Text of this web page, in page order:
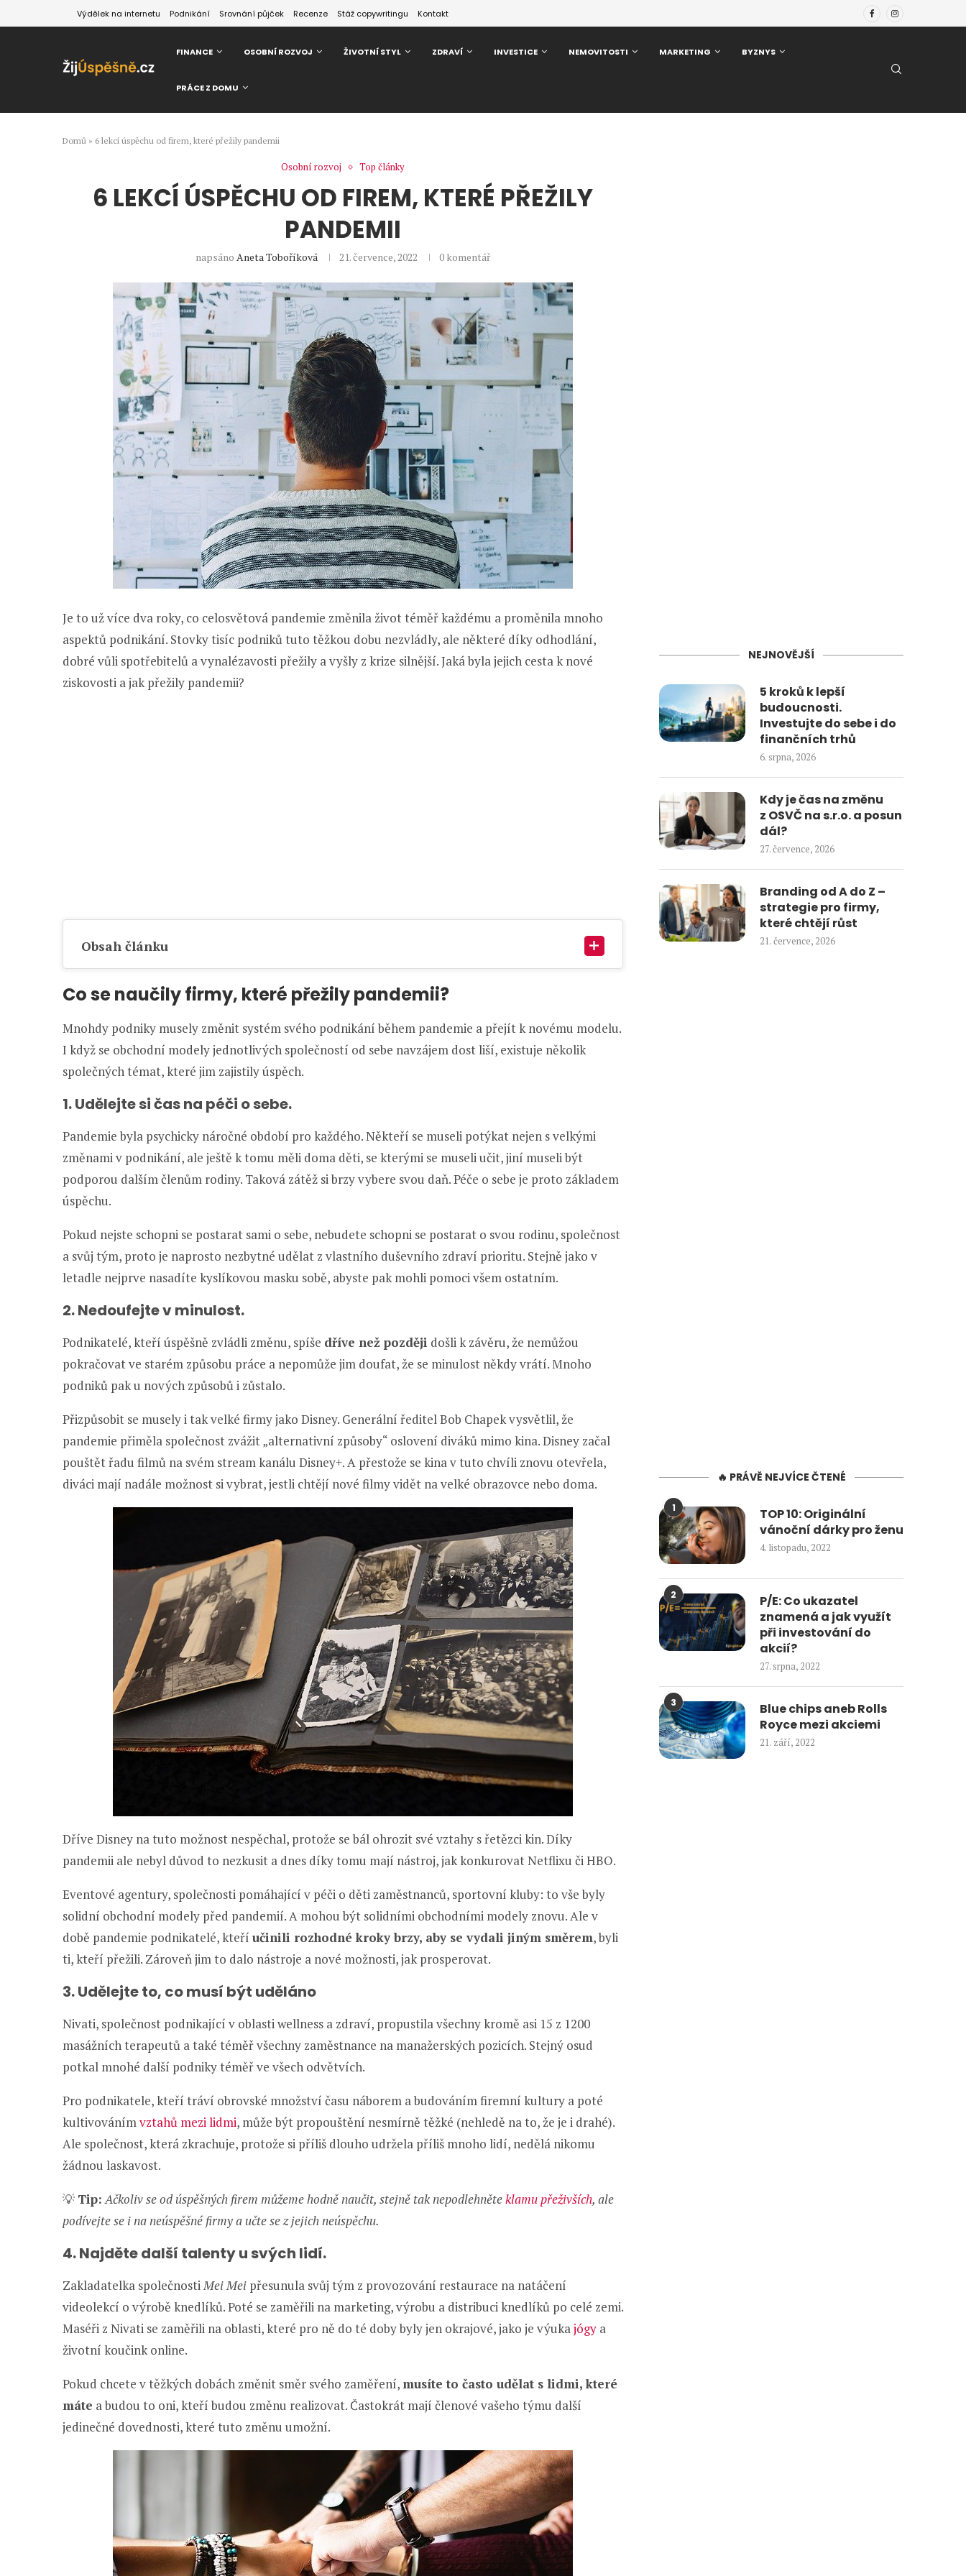
Výdělek na internetu Podnikání Srovnání půjček Recenze Stáž copywritingu Kontakt
FINANCE OSOBNÍ ROZVOJ ŽIVOTNÍ STYL ZDRAVÍ INVESTICE NEMOVITOSTI MARKETING BYZNYS
PRÁCE Z DOMU
Domů » 6 lekcí úspěchu od firem, které přežily pandemii
Osobní rozvoj Top články
6 LEKCÍ ÚSPĚCHU OD FIREM, KTERÉ PŘEŽILY
PANDEMII
napsáno Aneta Toboříková 21. července, 2022 0 komentář
Je to už více dva roky, co celosvětová pandemie změnila život téměř každému a proměnila mnoho
aspektů podnikání. Stovky tisíc podniků tuto těžkou dobu nezvládly, ale některé díky odhodlání,
dobré vůli spotřebitelů a vynalézavosti přežily a vyšly z krize silnější. Jaká byla jejich cesta k nové
ziskovosti a jak přežily pandemii?
Obsah článku
Co se naučily firmy, které přežily pandemii?
Mnohdy podniky musely změnit systém svého podnikání během pandemie a přejít k novému modelu.
I když se obchodní modely jednotlivých společností od sebe navzájem dost liší, existuje několik
společných témat, které jim zajistily úspěch.
1. Udělejte si čas na péči o sebe.
Pandemie byla psychicky náročné období pro každého. Někteří se museli potýkat nejen s velkými
změnami v podnikání, ale ještě k tomu měli doma děti, se kterými se museli učit, jiní museli být
podporou dalším členům rodiny. Taková zátěž si brzy vybere svou daň. Péče o sebe je proto základem
úspěchu.
Pokud nejste schopni se postarat sami o sebe, nebudete schopni se postarat o svou rodinu, společnost
a svůj tým, proto je naprosto nezbytné udělat z vlastního duševního zdraví prioritu. Stejně jako v
letadle nejprve nasadíte kyslíkovou masku sobě, abyste pak mohli pomoci všem ostatním.
2. Nedoufejte v minulost.
Podnikatelé, kteří úspěšně zvládli změnu, spíše dříve než později došli k závěru, že nemůžou
pokračovat ve starém způsobu práce a nepomůže jim doufat, že se minulost někdy vrátí. Mnoho
podniků pak u nových způsobů i zůstalo.
Přizpůsobit se musely i tak velké firmy jako Disney. Generální ředitel Bob Chapek vysvětlil, že
pandemie přiměla společnost zvážit „alternativní způsoby“ oslovení diváků mimo kina. Disney začal
pouštět řadu filmů na svém stream kanálu Disney+. A přestože se kina v tuto chvíli znovu otevřela,
diváci mají nadále možnost si vybrat, jestli chtějí nové filmy vidět na velké obrazovce nebo doma.
Dříve Disney na tuto možnost nespěchal, protože se bál ohrozit své vztahy s řetězci kin. Díky
pandemii ale nebyl důvod to nezkusit a dnes díky tomu mají nástroj, jak konkurovat Netflixu či HBO.
Eventové agentury, společnosti pomáhající v péči o děti zaměstnanců, sportovní kluby: to vše byly
solidní obchodní modely před pandemií. A mohou být solidními obchodními modely znovu. Ale v
době pandemie podnikatelé, kteří učinili rozhodné kroky brzy, aby se vydali jiným směrem, byli
ti, kteří přežili. Zároveň jim to dalo nástroje a nové možnosti, jak prosperovat.
3. Udělejte to, co musí být uděláno
Nivati, společnost podnikající v oblasti wellness a zdraví, ​​propustila všechny kromě asi 15 z 1200
masážních terapeutů a také téměř všechny zaměstnance na manažerských pozicích. Stejný osud
potkal mnohé další podniky téměř ve všech odvětvích.
Pro podnikatele, kteří tráví obrovské množství času náborem a budováním firemní kultury a poté
kultivovánímvztahů mezi lidmi, může být propouštění nesmírně těžké (nehledě na to, že je i drahé).
Ale společnost, která zkrachuje, protože si příliš dlouho udržela příliš mnoho lidí, nedělá nikomu
žádnou laskavost.
💡 Tip: Ačkoliv se od úspěšných firem můžeme hodně naučit, stejně tak nepodlehněteklamu přeživších, ale
podívejte se i na neúspěšné firmy a učte se z jejich neúspěchu.
4. Najděte další talenty u svých lidí.
Zakladatelka společnostiMei Mei přesunula svůj tým z provozování restaurace na natáčení
videolekcí o výrobě knedlíků. Poté se zaměřili na marketing, výrobu a distribuci knedlíků po celé zemi.
Maséři z Nivati se zaměřili na oblasti, které pro ně do té doby byly jen okrajové, jako je výukajógy a
životní koučink online.
Pokud chcete v těžkých dobách změnit směr svého zaměření, musíte to často udělat s lidmi, které
máte a budou to oni, kteří budou změnu realizovat. Častokrát mají členové vašeho týmu další
jedinečné dovednosti, které tuto změnu umožní.
NEJNOVĚJŠÍ
5 kroků k lepší
budoucnosti.
Investujte do sebe i do
finančních trhů
6. srpna, 2026
Kdy je čas na změnu
z OSVČ na s.r.o. a posun
dál?
27. července, 2026
Branding od A do Z –
strategie pro firmy,
které chtějí růst
21. července, 2026
🔥 PRÁVĚ NEJVÍCE ČTENÉ
1
TOP 10: Originální
vánoční dárky pro ženu
4. listopadu, 2022
2
P/E: Co ukazatel
znamená a jak využít
při investování do
akcií?
27. srpna, 2022
3
Blue chips aneb Rolls
Royce mezi akciemi
21. září, 2022